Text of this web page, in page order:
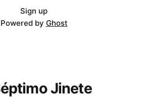
Sign up
Powered by Ghost
Jinete